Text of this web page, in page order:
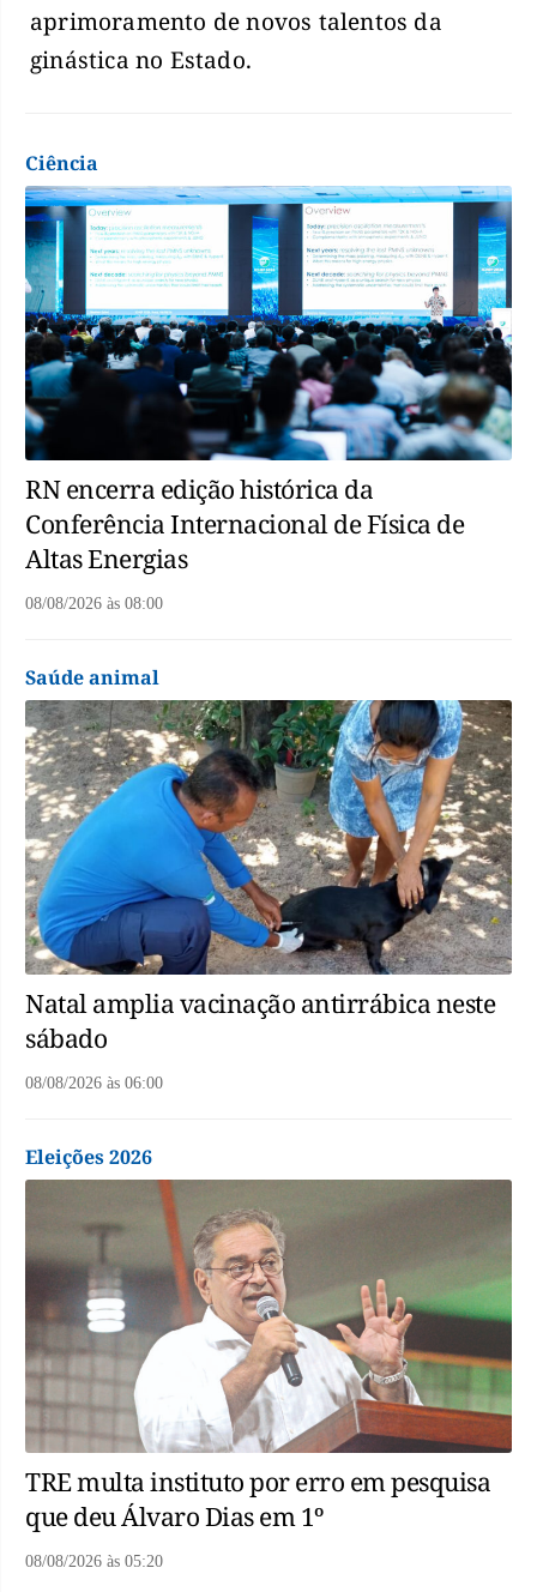
aprimoramento de novos talentos da
ginástica no Estado.
Ciência
RN encerra edição histórica da
Conferência Internacional de Física de
Altas Energias
08/08/2026 às 08:00
Saúde animal
Natal amplia vacinação antirrábica neste
sábado
08/08/2026 às 06:00
Eleições 2026
TRE multa instituto por erro em pesquisa
que deu Álvaro Dias em 1º
08/08/2026 às 05:20